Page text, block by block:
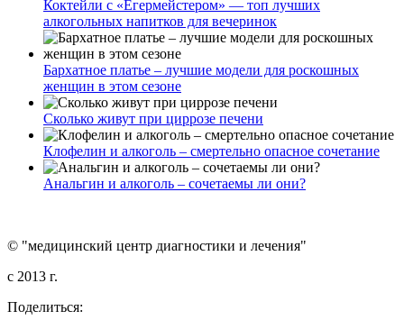
Коктейли с «Егермейстером» — топ лучших
алкогольных напитков для вечеринок
Бархатное платье – лучшие модели для роскошных
женщин в этом сезоне
Сколько живут при циррозе печени
Клофелин и алкоголь – смертельно опасное сочетание
Анальгин и алкоголь – сочетаемы ли они?
© "медицинский центр диагностики и лечения"
c 2013 г.
Поделиться: